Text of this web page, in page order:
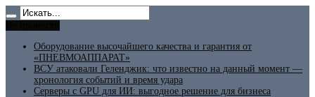
Оборудование высочайшего качества и гарантия от
«ПНЕВМОАППАРАТ»
ВСУ атаковали Геленджик: что известно на данный момент —
хронология событий и время удара
Серверы с GPU для ИИ: выгодное решение для бизнеса